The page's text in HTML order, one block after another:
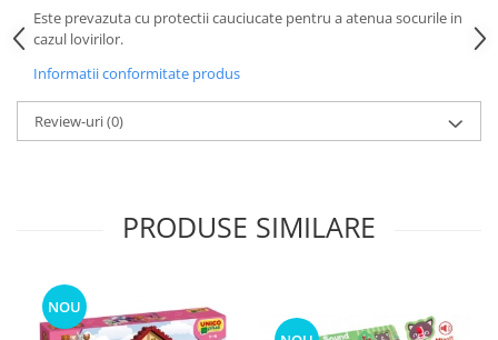
Este prevazuta cu protectii cauciucate pentru a atenua socurile in
cazul lovirilor.
Informatii conformitate produs
Review-uri(0)
PRODUSE SIMILARE
NOU